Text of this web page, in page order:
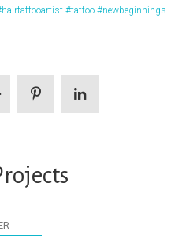
#tattoo #newbeginnings